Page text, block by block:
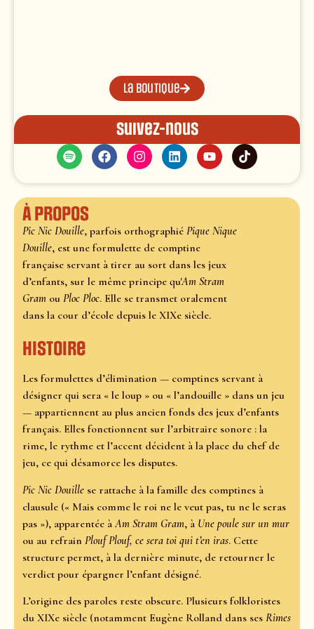
La boutique
Suivez-nous
À propos
Pic Nic Douille, parfois orthographié Pique Nique
Douille, est une formulette de comptine
française servant à tirer au sort dans les jeux
d’enfants, sur le même principe qu'Am Stram
Gram ou Ploc Ploc. Elle se transmet oralement
dans la cour d’école depuis le XIXe siècle.
Histoire
Les formulettes d’élimination — comptines servant à
désigner qui sera « le loup » ou « l’andouille » dans un jeu
— appartiennent au plus ancien fonds des jeux d’enfants
français. Elles fonctionnent sur l’arbitraire sonore : la
rime, le rythme et l’accent décident à la place du chef de
jeu, ce qui désamorce les disputes.
Pic Nic Douille se rattache à la famille des comptines à
clausule (« Mais comme le roi ne le veut pas, tu ne le seras
pas »), apparentée àAm Stram Gram, à Une poule sur un mur
ou au refrain Plouf Plouf, ce sera toi qui t’en iras. Cette
structure permet, à la dernière minute, de retourner le
verdict pour épargner l’enfant désigné.
L’origine des paroles reste obscure. Plusieurs folkloristes
du XIXe siècle (notamment Eugène Rolland dans ses Rimes